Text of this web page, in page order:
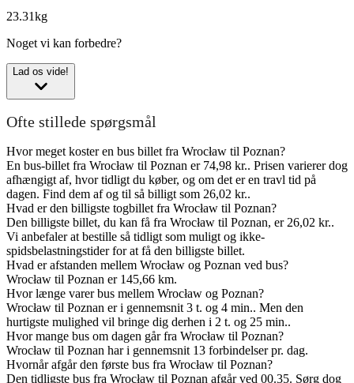
23.31kg
Noget vi kan forbedre?
Lad os vide!
Ofte stillede spørgsmål
Hvor meget koster en bus billet fra Wrocław til Poznan?
En bus-billet fra Wrocław til Poznan er 74,98 kr.. Prisen varierer dog
afhængigt af, hvor tidligt du køber, og om det er en travl tid på
dagen. Find dem af og til så billigt som 26,02 kr..
Hvad er den billigste togbillet fra Wrocław til Poznan?
Den billigste billet, du kan få fra Wrocław til Poznan, er 26,02 kr..
Vi anbefaler at bestille så tidligt som muligt og ikke-
spidsbelastningstider for at få den billigste billet.
Hvad er afstanden mellem Wrocław og Poznan ved bus?
Wrocław til Poznan er 145,66 km.
Hvor længe varer bus mellem Wrocław og Poznan?
Wrocław til Poznan er i gennemsnit 3 t. og 4 min.. Men den
hurtigste mulighed vil bringe dig derhen i 2 t. og 25 min..
Hvor mange bus om dagen går fra Wrocław til Poznan?
Wrocław til Poznan har i gennemsnit 13 forbindelser pr. dag.
Hvornår afgår den første bus fra Wrocław til Poznan?
Den tidligste bus fra Wrocław til Poznan afgår ved 00.35. Sørg dog